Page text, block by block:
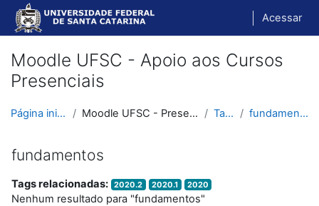
Ir para o conteúdo principal
Acessar
Moodle UFSC - Apoio aos Cursos
Presenciais
Página inicial Moodle UFSC - Presencial Tags fundamentos
fundamentos
Tags relacionadas: 2020.2 2020.1 2020
Nenhum resultado para "fundamentos"